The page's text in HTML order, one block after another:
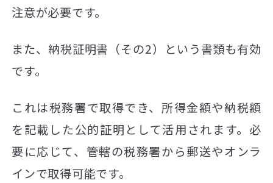
注意が必要です。
また、納税証明書（その2）という書類も有効
です。
これは税務署で取得でき、所得金額や納税額
を記載した公的証明として活用されます。必
要に応じて、管轄の税務署から郵送やオンラ
インで取得可能です。